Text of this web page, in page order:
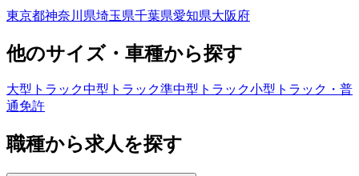
東京都神奈川県埼玉県千葉県愛知県大阪府
他のサイズ・車種から探す
大型トラック中型トラック準中型トラック小型トラック・普
通免許
職種から求人を探す